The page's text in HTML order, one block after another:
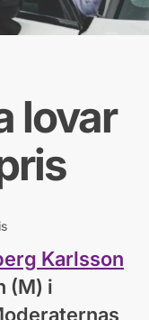
lovar
Karlsson
(M) i